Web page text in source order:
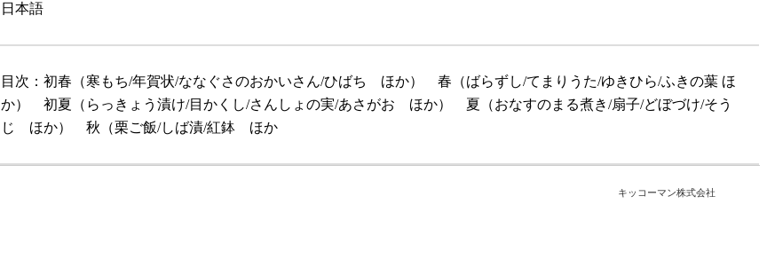
日本語
目次：初春（寒もち/年賀状/ななぐさのおかいさん/ひばち ほか） 春（ばらずし/てまりうた/ゆきひら/ふきの葉 ほ
か） 初夏（らっきょう漬け/目かくし/さんしょの実/あさがお ほか） 夏（おなすのまる煮き/扇子/どぼづけ/そう
じ ほか） 秋（栗ご飯/しば漬/紅鉢 ほか
キッコーマン株式会社